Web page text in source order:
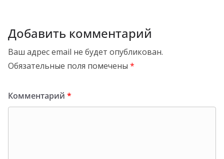
Добавить комментарий
Ваш адрес email не будет опубликован.
Обязательные поля помечены *
Комментарий *